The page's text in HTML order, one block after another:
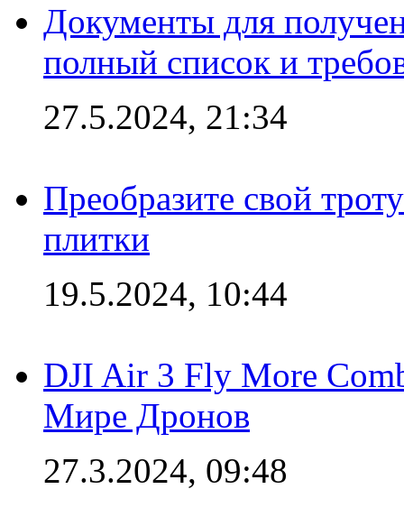
Документы для
полный список и
27.5.2024, 21:34
Преобразите свой
плитки
19.5.2024, 10:44
DJI Air 3 Fly More
Мире Дронов
27.3.2024, 09:48